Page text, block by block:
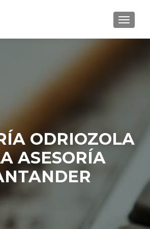
ODRIOZOLA
ASESORÍA